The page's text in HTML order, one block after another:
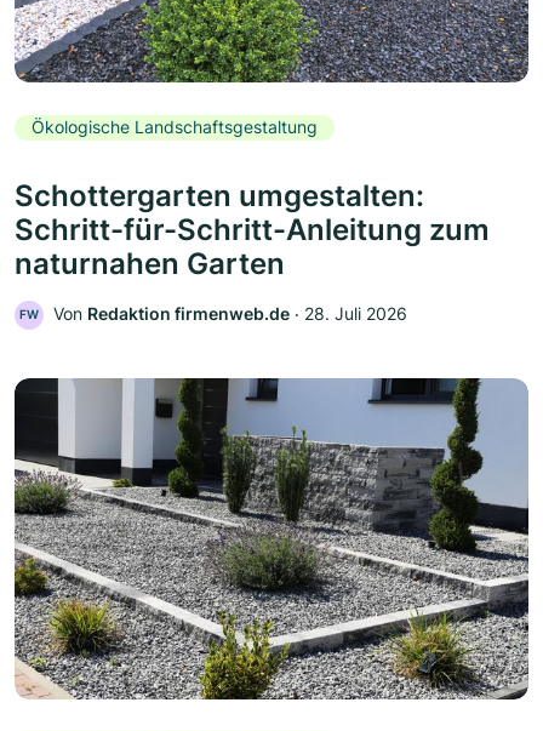
Ökologische Landschaftsgestaltung
Schottergarten umgestalten:
Schritt-für-Schritt-Anleitung zum
naturnahen Garten
FW Von Redaktion firmenweb.de ‧ 28. Juli 2026